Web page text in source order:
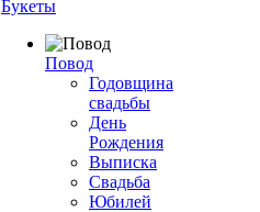
Букеты
Повод
Годовщина
свадьбы
День
Рождения
Выписка
Свадьба
Юбилей